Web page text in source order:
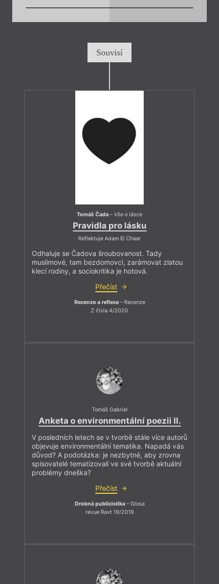
Souvisí
Tomáš Čada – Vše o lásce
Pravidla pro lásku
Reflektuje Adam El Chaar
Odhaluje se Čadova šroubovanost. Tady
muslimové, tam bezdomovci, zarámovat zlatou
klecí rodiny, a sociokritika je hotová.
Přečíst
Recenze a reflexe– Recenze
Z čísla 4/2020
Tomáš Gabriel
Anketa o environmentální poezii II.
V posledních letech se v tvorbě stále více autorů
objevuje environmentální tematika. Napadá vás
důvod? A podotázka: je nezbytné, aby zrovna
spisovatelé tematizovali ve své tvorbě aktuální
problémy dneška?
Přečíst
Drobná publicistika– Glosa
revue Ravt 19/2019